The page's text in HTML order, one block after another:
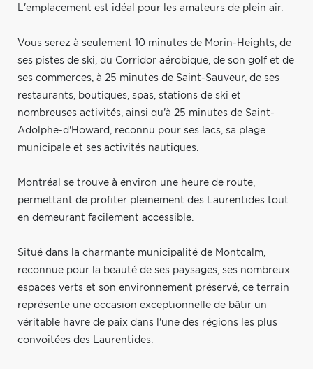
L'emplacement est idéal pour les amateurs de plein air.
Vous serez à seulement 10 minutes de Morin-Heights, de
ses pistes de ski, du Corridor aérobique, de son golf et de
ses commerces, à 25 minutes de Saint-Sauveur, de ses
restaurants, boutiques, spas, stations de ski et
nombreuses activités, ainsi qu'à 25 minutes de Saint-
Adolphe-d'Howard, reconnu pour ses lacs, sa plage
municipale et ses activités nautiques.
Montréal se trouve à environ une heure de route,
permettant de profiter pleinement des Laurentides tout
en demeurant facilement accessible.
Situé dans la charmante municipalité de Montcalm,
reconnue pour la beauté de ses paysages, ses nombreux
espaces verts et son environnement préservé, ce terrain
représente une occasion exceptionnelle de bâtir un
véritable havre de paix dans l'une des régions les plus
convoitées des Laurentides.